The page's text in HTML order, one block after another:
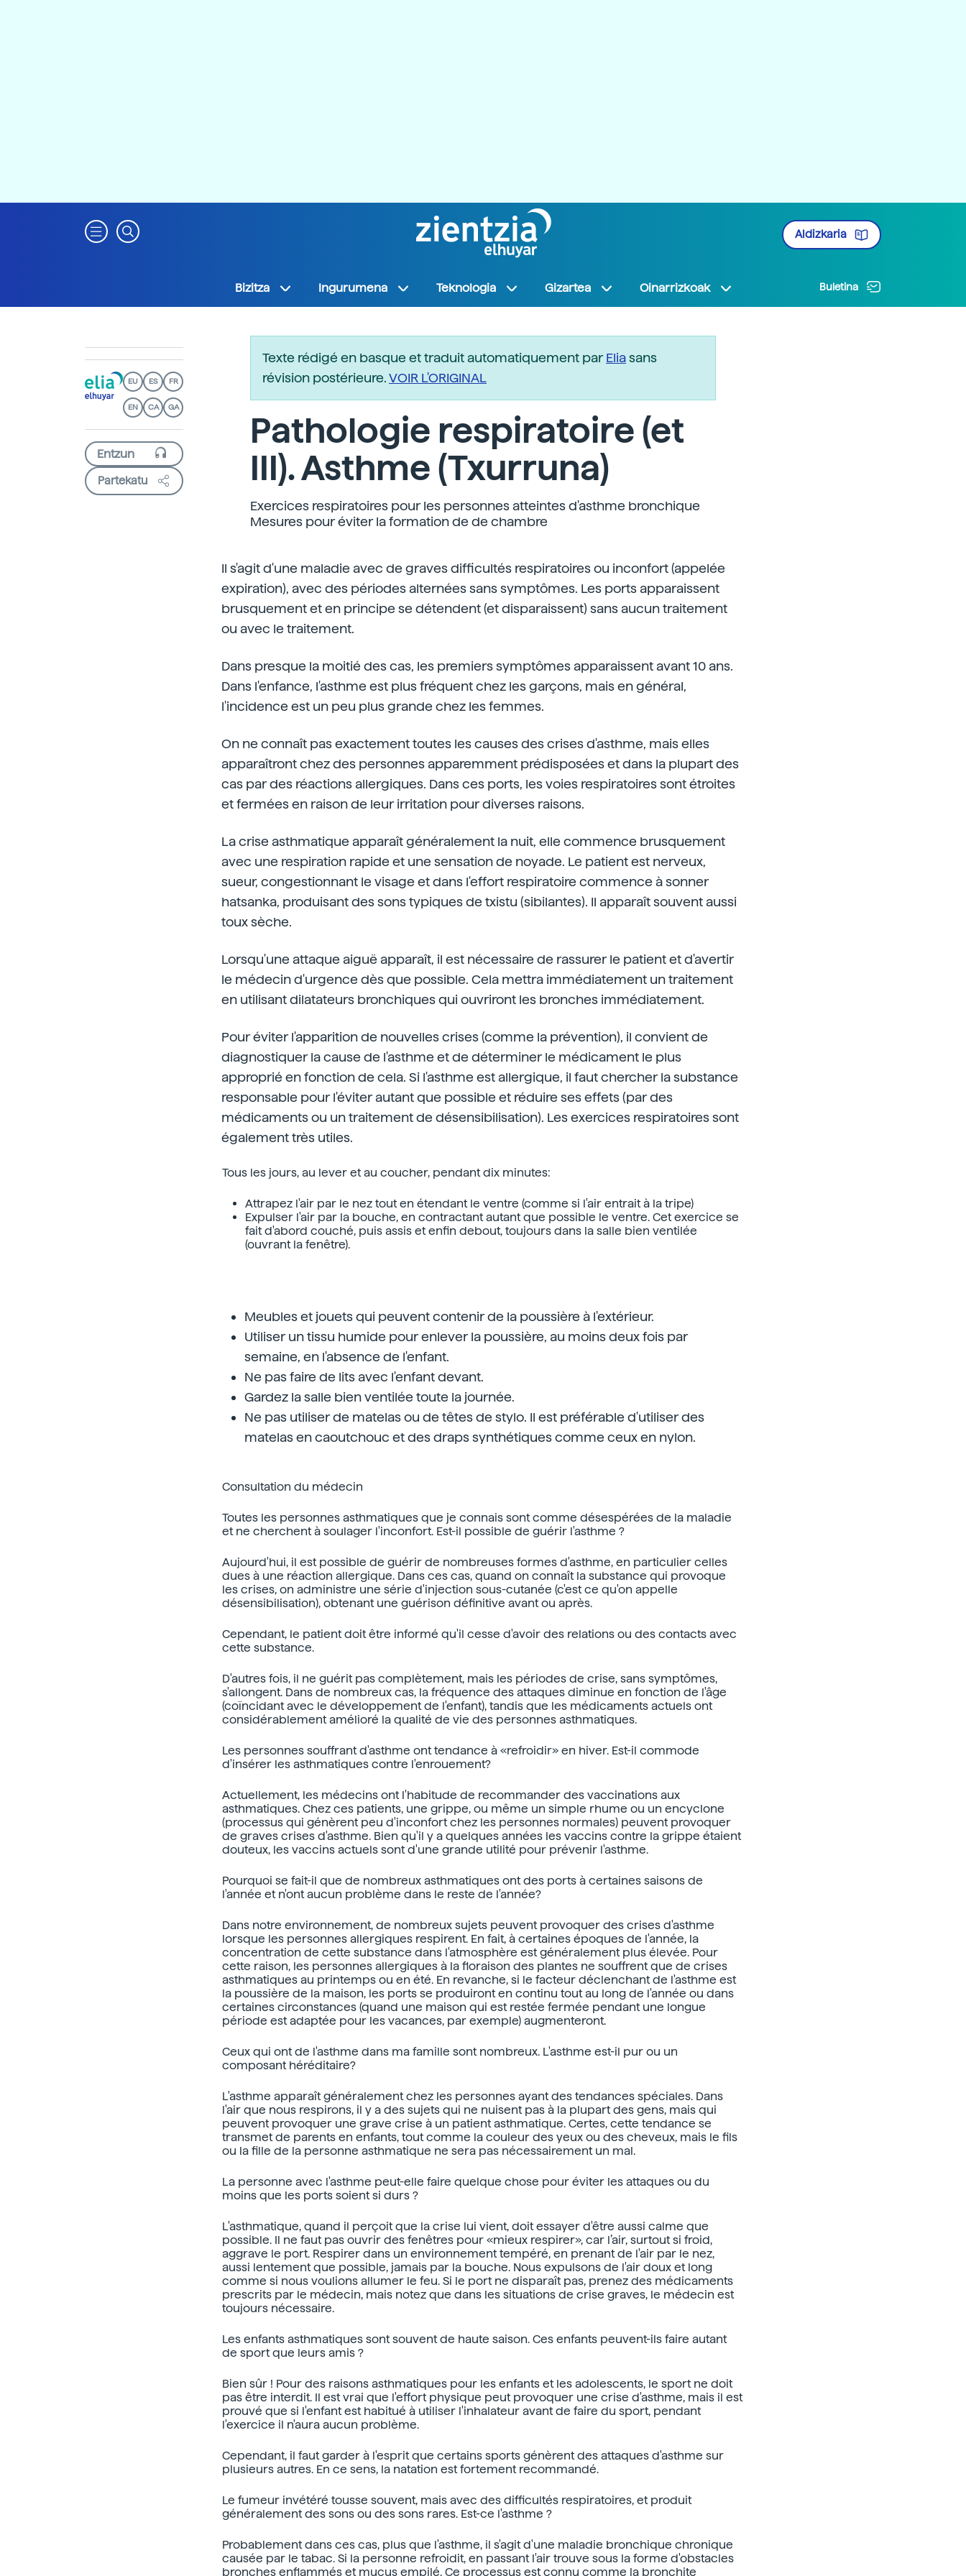
Aldizkaria
Bizitza Ingurumena Teknologia Gizartea Oinarrizkoak Buletina
EU ES FR
EN CA GA
Partekatu
Texte rédigé en basque et traduit automatiquement parEliasans
révision postérieure.VOIR L'ORIGINAL
Pathologie respiratoire (et
III). Asthme (Txurruna)
Exercices respiratoires pour les personnes atteintes d'asthme bronchique
Mesures pour éviter la formation de de chambre
Il s'agit d'une maladie avec de graves difficultés respiratoires ou inconfort (appelée
expiration), avec des périodes alternées sans symptômes. Les ports apparaissent
brusquement et en principe se détendent (et disparaissent) sans aucun traitement
ou avec le traitement.
Dans presque la moitié des cas, les premiers symptômes apparaissent avant 10 ans.
Dans l'enfance, l'asthme est plus fréquent chez les garçons, mais en général,
l'incidence est un peu plus grande chez les femmes.
On ne connaît pas exactement toutes les causes des crises d'asthme, mais elles
apparaîtront chez des personnes apparemment prédisposées et dans la plupart des
cas par des réactions allergiques. Dans ces ports, les voies respiratoires sont étroites
et fermées en raison de leur irritation pour diverses raisons.
La crise asthmatique apparaît généralement la nuit, elle commence brusquement
avec une respiration rapide et une sensation de noyade. Le patient est nerveux,
sueur, congestionnant le visage et dans l'effort respiratoire commence à sonner
hatsanka, produisant des sons typiques de txistu (sibilantes). Il apparaît souvent aussi
toux sèche.
Lorsqu'une attaque aiguë apparaît, il est nécessaire de rassurer le patient et d'avertir
le médecin d'urgence dès que possible. Cela mettra immédiatement un traitement
en utilisant dilatateurs bronchiques qui ouvriront les bronches immédiatement.
Pour éviter l'apparition de nouvelles crises (comme la prévention), il convient de
diagnostiquer la cause de l'asthme et de déterminer le médicament le plus
approprié en fonction de cela. Si l'asthme est allergique, il faut chercher la substance
responsable pour l'éviter autant que possible et réduire ses effets (par des
médicaments ou un traitement de désensibilisation). Les exercices respiratoires sont
également très utiles.
Tous les jours, au lever et au coucher, pendant dix minutes:
Attrapez l'air par le nez tout en étendant le ventre (comme si l'air entrait à la tripe)
Expulser l'air par la bouche, en contractant autant que possible le ventre. Cet exercice se
fait d'abord couché, puis assis et enfin debout, toujours dans la salle bien ventilée
(ouvrant la fenêtre).
Meubles et jouets qui peuvent contenir de la poussière à l'extérieur.
Utiliser un tissu humide pour enlever la poussière, au moins deux fois par
semaine, en l'absence de l'enfant.
Ne pas faire de lits avec l'enfant devant.
Gardez la salle bien ventilée toute la journée.
Ne pas utiliser de matelas ou de têtes de stylo. Il est préférable d'utiliser des
matelas en caoutchouc et des draps synthétiques comme ceux en nylon.
Consultation du médecin
Toutes les personnes asthmatiques que je connais sont comme désespérées de la maladie
et ne cherchent à soulager l'inconfort. Est-il possible de guérir l'asthme ?
Aujourd'hui, il est possible de guérir de nombreuses formes d'asthme, en particulier celles
dues à une réaction allergique. Dans ces cas, quand on connaît la substance qui provoque
les crises, on administre une série d'injection sous-cutanée (c'est ce qu'on appelle
désensibilisation), obtenant une guérison définitive avant ou après.
Cependant, le patient doit être informé qu'il cesse d'avoir des relations ou des contacts avec
cette substance.
D'autres fois, il ne guérit pas complètement, mais les périodes de crise, sans symptômes,
s'allongent. Dans de nombreux cas, la fréquence des attaques diminue en fonction de l'âge
(coïncidant avec le développement de l'enfant), tandis que les médicaments actuels ont
considérablement amélioré la qualité de vie des personnes asthmatiques.
Les personnes souffrant d'asthme ont tendance à «refroidir» en hiver. Est-il commode
d'insérer les asthmatiques contre l'enrouement?
Actuellement, les médecins ont l'habitude de recommander des vaccinations aux
asthmatiques. Chez ces patients, une grippe, ou même un simple rhume ou un encyclone
(processus qui génèrent peu d'inconfort chez les personnes normales) peuvent provoquer
de graves crises d'asthme. Bien qu'il y a quelques années les vaccins contre la grippe étaient
douteux, les vaccins actuels sont d'une grande utilité pour prévenir l'asthme.
Pourquoi se fait-il que de nombreux asthmatiques ont des ports à certaines saisons de
l'année et n'ont aucun problème dans le reste de l'année?
Dans notre environnement, de nombreux sujets peuvent provoquer des crises d'asthme
lorsque les personnes allergiques respirent. En fait, à certaines époques de l'année, la
concentration de cette substance dans l'atmosphère est généralement plus élevée. Pour
cette raison, les personnes allergiques à la floraison des plantes ne souffrent que de crises
asthmatiques au printemps ou en été. En revanche, si le facteur déclenchant de l'asthme est
la poussière de la maison, les ports se produiront en continu tout au long de l'année ou dans
certaines circonstances (quand une maison qui est restée fermée pendant une longue
période est adaptée pour les vacances, par exemple) augmenteront.
Ceux qui ont de l'asthme dans ma famille sont nombreux. L'asthme est-il pur ou un
composant héréditaire?
L'asthme apparaît généralement chez les personnes ayant des tendances spéciales. Dans
l'air que nous respirons, il y a des sujets qui ne nuisent pas à la plupart des gens, mais qui
peuvent provoquer une grave crise à un patient asthmatique. Certes, cette tendance se
transmet de parents en enfants, tout comme la couleur des yeux ou des cheveux, mais le fils
ou la fille de la personne asthmatique ne sera pas nécessairement un mal.
La personne avec l'asthme peut-elle faire quelque chose pour éviter les attaques ou du
moins que les ports soient si durs ?
L'asthmatique, quand il perçoit que la crise lui vient, doit essayer d'être aussi calme que
possible. Il ne faut pas ouvrir des fenêtres pour «mieux respirer», car l’air, surtout si froid,
aggrave le port. Respirer dans un environnement tempéré, en prenant de l'air par le nez,
aussi lentement que possible, jamais par la bouche. Nous expulsons de l'air doux et long
comme si nous voulions allumer le feu. Si le port ne disparaît pas, prenez des médicaments
prescrits par le médecin, mais notez que dans les situations de crise graves, le médecin est
toujours nécessaire.
Les enfants asthmatiques sont souvent de haute saison. Ces enfants peuvent-ils faire autant
de sport que leurs amis ?
Bien sûr ! Pour des raisons asthmatiques pour les enfants et les adolescents, le sport ne doit
pas être interdit. Il est vrai que l'effort physique peut provoquer une crise d'asthme, mais il est
prouvé que si l'enfant est habitué à utiliser l'inhalateur avant de faire du sport, pendant
l'exercice il n'aura aucun problème.
Cependant, il faut garder à l'esprit que certains sports génèrent des attaques d'asthme sur
plusieurs autres. En ce sens, la natation est fortement recommandé.
Le fumeur invétéré tousse souvent, mais avec des difficultés respiratoires, et produit
généralement des sons ou des sons rares. Est-ce l'asthme ?
Probablement dans ces cas, plus que l'asthme, il s'agit d'une maladie bronchique chronique
causée par le tabac. Si la personne refroidit, en passant l'air trouve sous la forme d'obstacles
bronches enflammés et mucus empilé. Ce processus est connu comme la bronchite